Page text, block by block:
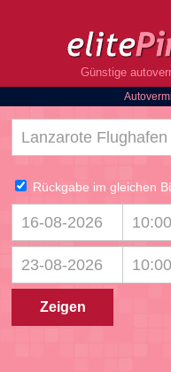
Günstige
Rückgabe im gleichen